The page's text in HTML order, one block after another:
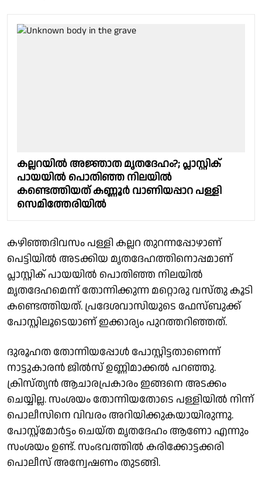
കല്ലറയിൽ അജ്ഞാത മൃതദേഹം?; പ്ലാസ്റ്റിക്
പായയിൽ പൊതിഞ്ഞ നിലയിൽ
കണ്ടെത്തിയത് കണ്ണൂർ വാണിയപ്പാറ പള്ളി
സെമിത്തേരിയിൽ
കഴിഞ്ഞദിവസം പള്ളി കല്ലറ തുറന്നപ്പോഴാണ്
പെട്ടിയിൽ അടക്കിയ മൃതദേഹത്തിനൊപ്പമാണ്
പ്ലാസ്റ്റിക് പായയിൽ പൊതിഞ്ഞ നിലയിൽ
മൃതദേഹമെന്ന് തോന്നിക്കുന്ന മറ്റൊരു വസ്തു കൂടി
കണ്ടെത്തിയത്. പ്രദേശവാസിയുടെ ഫേസ്ബുക്ക്
പോസ്റ്റിലൂടെയാണ് ഇക്കാര്യം പുറത്തറിഞ്ഞത്.
ദുരൂഹത തോന്നിയപ്പോൾ പോസ്റ്റിട്ടതാണെന്ന്
നാട്ടുകാരൻ ജിൽസ് ഉണ്ണിമാക്കൽ പറഞ്ഞു.
ക്രിസ്ത്യൻ ആചാരപ്രകാരം ഇങ്ങനെ അടക്കം
ചെയ്യില്ല. സംശയം തോന്നിയതോടെ പള്ളിയിൽ നിന്ന്
പൊലീസിനെ വിവരം അറിയിക്കുകയായിരുന്നു.
പോസ്റ്റ്‌മോർട്ടം ചെയ്ത മൃതദേഹം ആണോ എന്നും
സംശയം ഉണ്ട്. സംഭവത്തിൽ കരിക്കോട്ടക്കരി
പൊലീസ് അന്വേഷണം തുടങ്ങി.